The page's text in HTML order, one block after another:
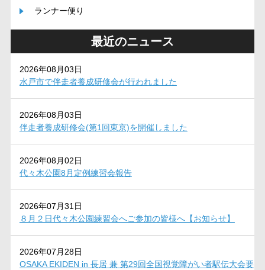
ランナー便り
最近のニュース
2026年08月03日
水戸市で伴走者養成研修会が行われました
2026年08月03日
伴走者養成研修会(第1回東京)を開催しました
2026年08月02日
代々木公園8月定例練習会報告
2026年07月31日
８月２日代々木公園練習会へご参加の皆様へ【お知らせ】
2026年07月28日
OSAKA EKIDEN in 長居 兼 第29回全国視覚障がい者駅伝大会要